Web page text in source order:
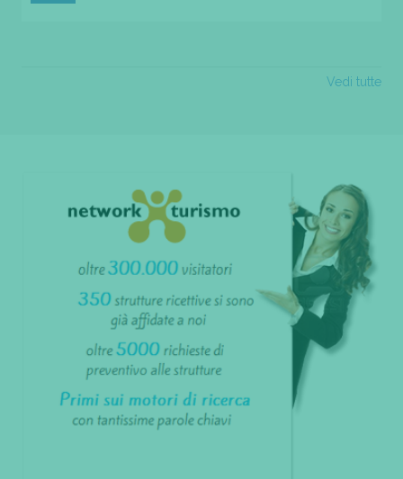
Vedi tutte